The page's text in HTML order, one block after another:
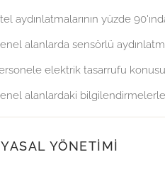
aydınlatmalarının yüzde
alanlarda sensörlü
elektrik tasarrufu
alanlardaki
YÖNETIMI